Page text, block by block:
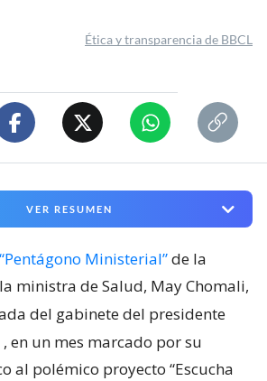
Ética y transparencia de BBCL
VER RESUMEN
Ministerial”de la
la ministra de Salud, May Chomali,
del gabinete del presidente
, en un mes marcado por su
al polémico proyecto “Escucha